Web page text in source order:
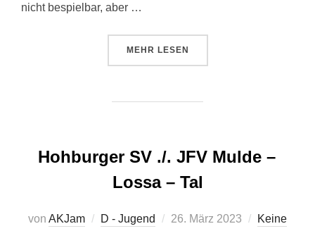
nicht bespielbar, aber …
MEHR ÜBER „TUS PEGAU 1903 I ./. JFV
LESEN
Hohburger SV ./. JFV Mulde –
Lossa – Tal
von AKJam D - Jugend
Veröffentlicht
26. März 2023
Keine